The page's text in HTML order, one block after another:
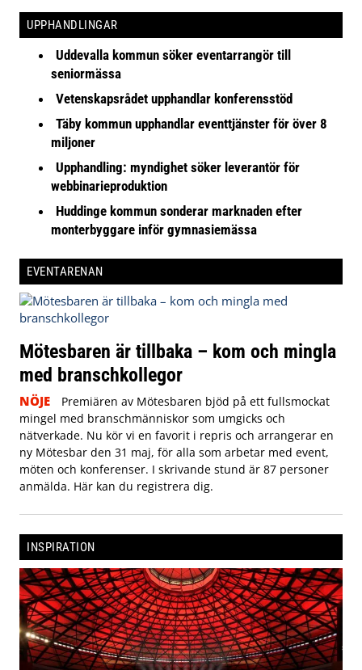
UPPHANDLINGAR
Uddevalla kommun söker eventarrangör till
seniormässa
Vetenskapsrådet upphandlar konferensstöd
Täby kommun upphandlar eventtjänster för över 8
miljoner
Upphandling: myndighet söker leverantör för
webbinarieproduktion
Huddinge kommun sonderar marknaden efter
monterbyggare inför gymnasiemässa
EVENTARENAN
Mötesbaren är tillbaka – kom och mingla
med branschkollegor
NÖJE
Premiären av Mötesbaren bjöd på ett fullsmockat
mingel med branschmänniskor som umgicks och
nätverkade. Nu kör vi en favorit i repris och arrangerar en
ny Mötesbar den 31 maj, för alla som arbetar med event,
möten och konferenser. I skrivande stund är 87 personer
anmälda. Här kan du registrera dig.
INSPIRATION